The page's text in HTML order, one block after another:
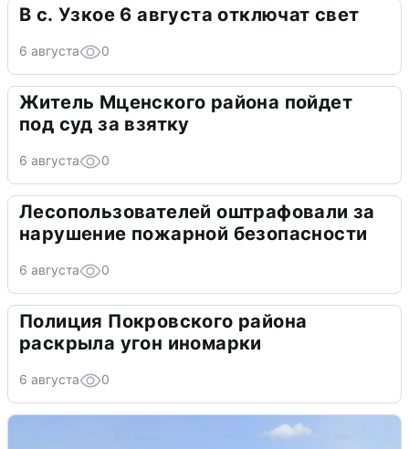
В с. Узкое 6 августа отключат свет
6 августа 0
Житель Мценского района пойдет
под суд за взятку
6 августа 0
Лесопользователей оштрафовали за
нарушение пожарной безопасности
6 августа 0
Полиция Покровского района
раскрыла угон иномарки
6 августа 0